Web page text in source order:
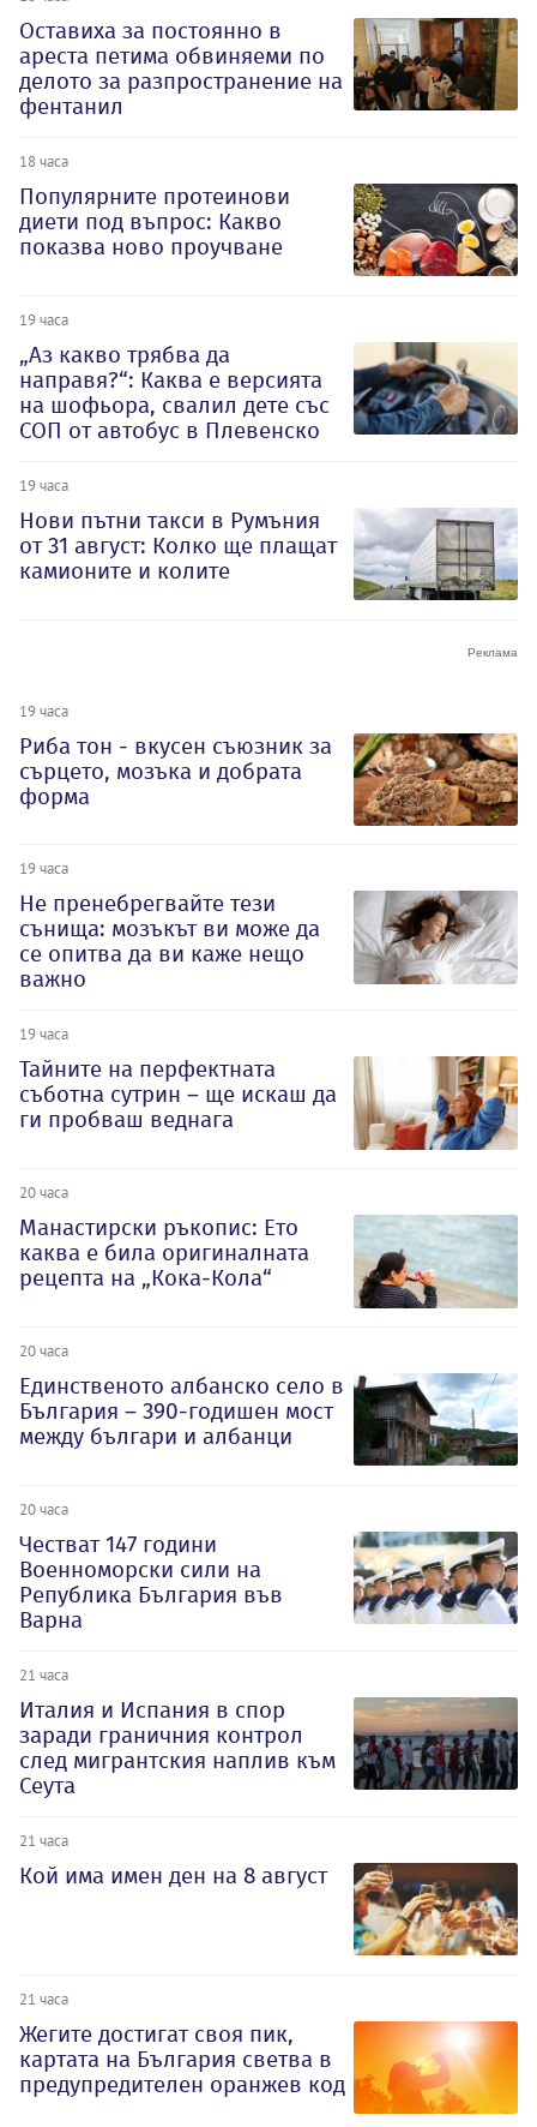
Оставиха за постоянно в
ареста петима обвиняеми по
делото за разпространение на
фентанил
18 часа
Популярните протеинови
диети под въпрос: Какво
показва ново проучване
19 часа
„Аз какво трябва да
направя?“: Каква е версията
на шофьора, свалил дете със
СОП от автобус в Плевенско
19 часа
Нови пътни такси в Румъния
от 31 август: Колко ще плащат
камионите и колите
19 часа
Риба тон - вкусен съюзник за
сърцето, мозъка и добрата
форма
19 часа
Не пренебрегвайте тези
сънища: мозъкът ви може да
се опитва да ви каже нещо
важно
19 часа
Тайните на перфектната
съботна сутрин – ще искаш да
ги пробваш веднага
20 часа
Манастирски ръкопис: Ето
каква е била оригиналната
рецепта на „Кока-Кола“
20 часа
Единственото албанско село в
България – 390-годишен мост
между българи и албанци
20 часа
Честват 147 години
Военноморски сили на
Република България във
Варна
21 часа
Италия и Испания в спор
заради граничния контрол
след мигрантския наплив към
Сеута
21 часа
Кой има имен ден на 8 август
21 часа
Жегите достигат своя пик,
картата на България светва в
предупредителен оранжев код